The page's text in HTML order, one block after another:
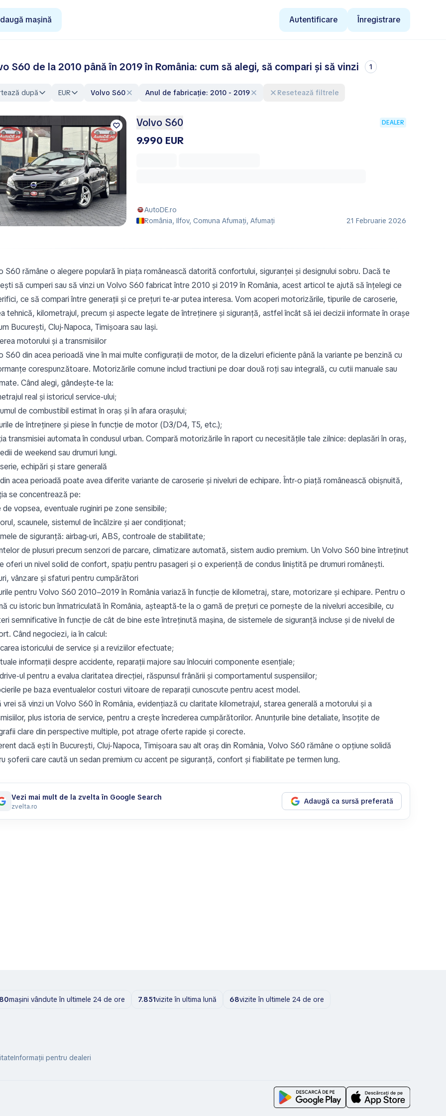
mașină Autentificare Înregistrare
S60 de la 2010 până în 2019 în România: cum să alegi, să compari și să vinzi 1
după EUR Volvo S60 Anul de fabricație: 2010 - 2019 Resetează filtrele
Volvo S60 DEALER
9.990 EUR
AutoDE.ro
România, Ilfov, Comuna Afumaţi, Afumaţi
21 Februarie 2026
S60 rămâne o alegere populară în piața românească datorită confortului, siguranței și designului sobru. Dacă te
să cumperi sau să vinzi un Volvo S60 fabricat între 2010 și 2019 în România, acest articol te ajută să înțelegi ce
ce să compari între generații și ce prețuri te-ar putea interesa. Vom acoperi motorizările, tipurile de caroserie,
tehnică, kilometrajul, precum și aspecte legate de întreținere și siguranță, astfel încât să iei decizii informate în orașe
București, Cluj-Napoca, Timișoara sau Iași.
motorului și a transmisiilor
S60 din acea perioadă vine în mai multe configurații de motor, de la dizeluri eficiente până la variante pe benzină cu
corespunzătoare. Motorizările comune includ tractiuni pe doar două roți sau integrală, cu cutii manuale sau
Când alegi, gândește-te la:
real și istoricul service-ului;
de combustibil estimat în oraș și în afara orașului;
de întreținere și piese în funcție de motor (D3/D4, T5, etc.);
transmisiei automata în condusul urban. Compară motorizările în raport cu necesitățile tale zilnice: deplasări în oraș,
de weekend sau drumuri lungi.
echipări și stare generală
acea perioadă poate avea diferite variante de caroserie și niveluri de echipare. Într-o piață românească obișnuită,
se concentrează pe:
de vopsea, eventuale ruginiri pe zone sensibile;
scaunele, sistemul de încălzire și aer condiționat;
de siguranță: airbag-uri, ABS, controale de stabilitate;
de plusuri precum senzori de parcare, climatizare automată, sistem audio premium. Un Volvo S60 bine întreținut
oferi un nivel solid de confort, spațiu pentru pasageri și o experiență de condus liniștită pe drumuri românești.
vânzare și sfaturi pentru cumpărători
pentru Volvo S60 2010–2019 în România variază în funcție de kilometraj, stare, motorizare și echipare. Pentru o
cu istoric bun înmatriculată în România, așteaptă-te la o gamă de prețuri ce pornește de la niveluri accesibile, cu
semnificative în funcție de cât de bine este întreținută mașina, de sistemele de siguranță incluse și de nivelul de
Când negociezi, ia în calcul:
istoricului de service și a reviziilor efectuate;
informații despre accidente, reparații majore sau înlocuiri componente esențiale;
ul pentru a evalua claritatea direcției, răspunsul frânării și comportamentul suspensiilor;
pe baza eventualelor costuri viitoare de reparații cunoscute pentru acest model.
vrei să vinzi un Volvo S60 în România, evidențiază cu claritate kilometrajul, starea generală a motorului și a
plus istoria de service, pentru a crește încrederea cumpărătorilor. Anunțurile bine detaliate, însoțite de
clare din perspective multiple, pot atrage oferte rapide și corecte.
dacă ești în București, Cluj-Napoca, Timișoara sau alt oraș din România, Volvo S60 rămâne o opțiune solidă
șoferii care caută un sedan premium cu accent pe siguranță, confort și fiabilitate pe termen lung.
Vezi mai mult de la zvelta în Google Search
zvelta.ro
Adaugă ca sursă preferată
mașini vândute în ultimele 24 de ore 7.851vizite în ultima lună 68vizite în ultimele 24 de ore
Informații pentru dealeri